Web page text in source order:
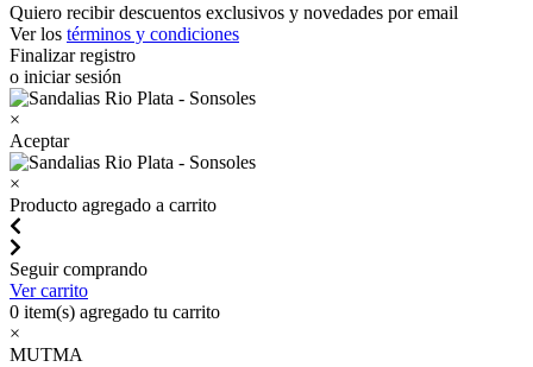
Quiero recibir descuentos exclusivos y novedades por email
Ver los términos y condiciones
Finalizar registro
o iniciar sesión
×
Aceptar
×
Producto agregado a carrito
Seguir comprando
Ver carrito
0 item(s) agregado tu carrito
×
MUTMA